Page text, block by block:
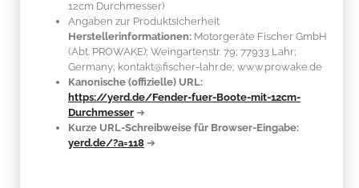
12cm Durchmesser)
Angaben zur Produktsicherheit
Herstellerinformationen: Motorgeräte Fischer GmbH
(Abt. PROWAKE); Weingartenstr. 79; 77933 Lahr;
Germany; kontakt@fischer-lahr.de; www.prowake.de
Kanonische (offizielle) URL:
https://yerd.de/Fender-fuer-Boote-mit-12cm-
Durchmesser ➔
Kurze URL-Schreibweise für Browser-Eingabe:
yerd.de/?a=118 ➔